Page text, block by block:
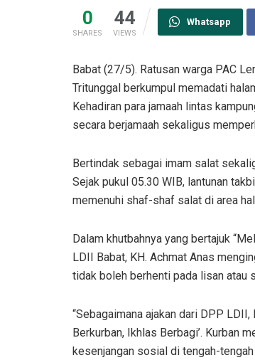
0
SHARES
44
VIEWS
Whatsapp
Babat (27/5). Ratusan warga PAC
Tritunggal berkumpul memadati
Kehadiran para jamaah lintas
secara berjamaah sekaligus
Bertindak sebagai imam salat
Sejak pukul 05.30 WIB, lantunan
memenuhi shaf-shaf salat di area
Dalam khutbahnya yang bertajuk
LDII Babat, KH. Achmat Anas
tidak boleh berhenti pada lisan atau
“Sebagaimana ajakan dari DPP
Berkurban, Ikhlas Berbagi’. Kurban
kesenjangan sosial di tengah-tengah